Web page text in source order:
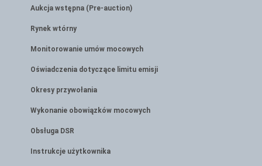
Aukcja wstępna (Pre-auction)
Rynek wtórny
Monitorowanie umów mocowych
Oświadczenia dotyczące limitu emisji
Okresy przywołania
Wykonanie obowiązków mocowych
Obsługa DSR
Instrukcje użytkownika